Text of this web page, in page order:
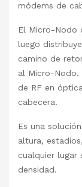
módems de
El Micro-Nodo
luego
camino de
al Micro-Nodo.
de RF en
cabecera.
Es una
altura,
cualquier lugar
densidad.